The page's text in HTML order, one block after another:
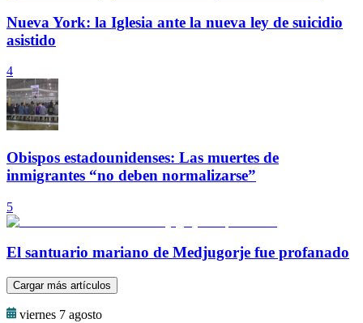
Nueva York: la Iglesia ante la nueva ley de suicidio
asistido
4
Obispos estadounidenses: Las muertes de
inmigrantes “no deben normalizarse”
5
El santuario mariano de Medjugorje fue profanado
Cargar más artículos
viernes 7 agosto